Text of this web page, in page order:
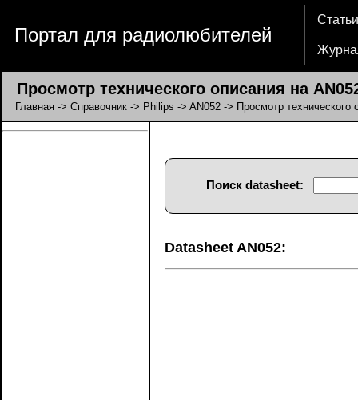
Портал для радиолюбителей
Статьи
Просмотр технического описания на
Главная -> Справочник -> Philips -> AN052 -> Просмотр технического
Поиск datasheet:
Datasheet AN052: